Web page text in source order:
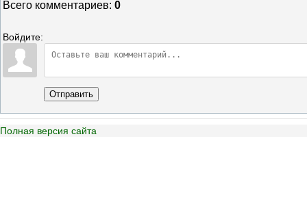
Всего комментариев: 0
Войдите:
Отправить
Полная версия сайта